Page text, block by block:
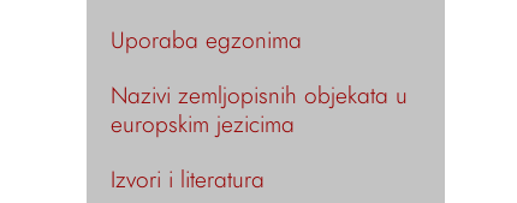
Uporaba egzonima
Nazivi zemljopisnih objekata u
europskim jezicima
Izvori i literatura